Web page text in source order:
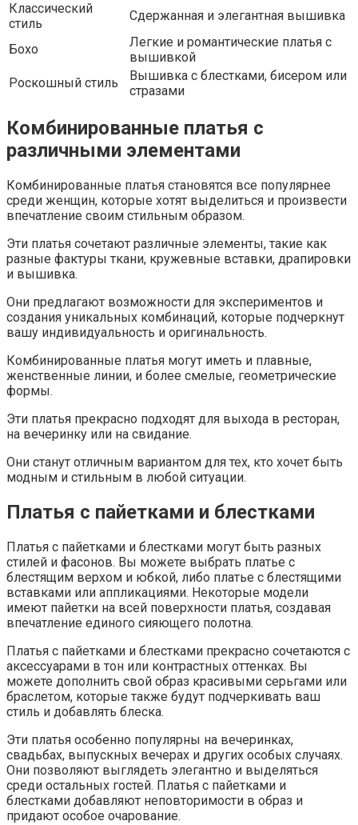
Классический
стиль
Сдержанная и элегантная вышивка
Бохо
Легкие и романтические платья с
вышивкой
Роскошный стиль
Вышивка с блестками, бисером или
стразами
Комбинированные платья с
различными элементами
Комбинированные платья становятся все популярнее
среди женщин, которые хотят выделиться и произвести
впечатление своим стильным образом.
Эти платья сочетают различные элементы, такие как
разные фактуры ткани, кружевные вставки, драпировки
и вышивка.
Они предлагают возможности для экспериментов и
создания уникальных комбинаций, которые подчеркнут
вашу индивидуальность и оригинальность.
Комбинированные платья могут иметь и плавные,
женственные линии, и более смелые, геометрические
формы.
Эти платья прекрасно подходят для выхода в ресторан,
на вечеринку или на свидание.
Они станут отличным вариантом для тех, кто хочет быть
модным и стильным в любой ситуации.
Платья с пайетками и блестками
Платья с пайетками и блестками могут быть разных
стилей и фасонов. Вы можете выбрать платье с
блестящим верхом и юбкой, либо платье с блестящими
вставками или аппликациями. Некоторые модели
имеют пайетки на всей поверхности платья, создавая
впечатление единого сияющего полотна.
Платья с пайетками и блестками прекрасно сочетаются с
аксессуарами в тон или контрастных оттенках. Вы
можете дополнить свой образ красивыми серьгами или
браслетом, которые также будут подчеркивать ваш
стиль и добавлять блеска.
Эти платья особенно популярны на вечеринках,
свадьбах, выпускных вечерах и других особых случаях.
Они позволяют выглядеть элегантно и выделяться
среди остальных гостей. Платья с пайетками и
блестками добавляют неповторимости в образ и
придают особое очарование.